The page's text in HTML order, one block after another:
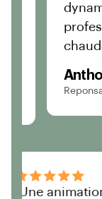
dynamique,
chaudement !
Anthony D.
Reponsable
"Une